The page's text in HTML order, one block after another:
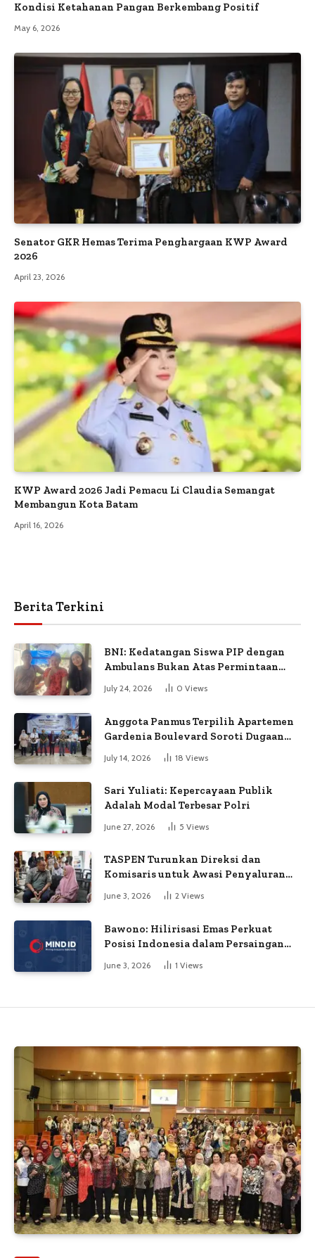
Kondisi Ketahanan Pangan Berkembang Positif
May 6, 2026
Senator GKR Hemas Terima Penghargaan KWP Award
2026
April 23, 2026
KWP Award 2026 Jadi Pemacu Li Claudia Semangat
Membangun Kota Batam
April 16, 2026
Berita Terkini
BNI: Kedatangan Siswa PIP dengan
Ambulans Bukan Atas Permintaan
July 24, 2026 0 Views
Anggota Panmus Terpilih Apartemen
Gardenia Boulevard Soroti Dugaan
Kejanggalan Voting
July 14, 2026 18 Views
Sari Yuliati: Kepercayaan Publik
Adalah Modal Terbesar Polri
June 27, 2026 5 Views
TASPEN Turunkan Direksi dan
Komisaris untuk Awasi Penyaluran
June 3, 2026 2 Views
Bawono: Hilirisasi Emas Perkuat
Posisi Indonesia dalam Persaingan
Industri Global
June 3, 2026 1 Views